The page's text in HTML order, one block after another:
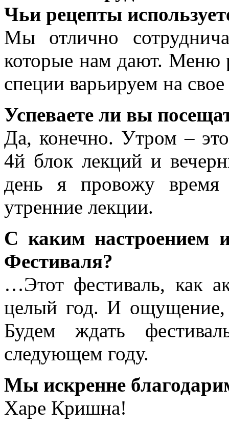
Чьи рецепты
Мы отлично
которые нам дают. Меню
специи варьируем на
Успеваете ли вы
Да, конечно. Утром – это
4й блок лекций и
день я провожу
утренние лекции.
С каким настроением
Фестиваля?
…Этот фестиваль, как
целый год. И ощущение,
Будем ждать
следующем году.
Мы искренне
Харе Кришна!